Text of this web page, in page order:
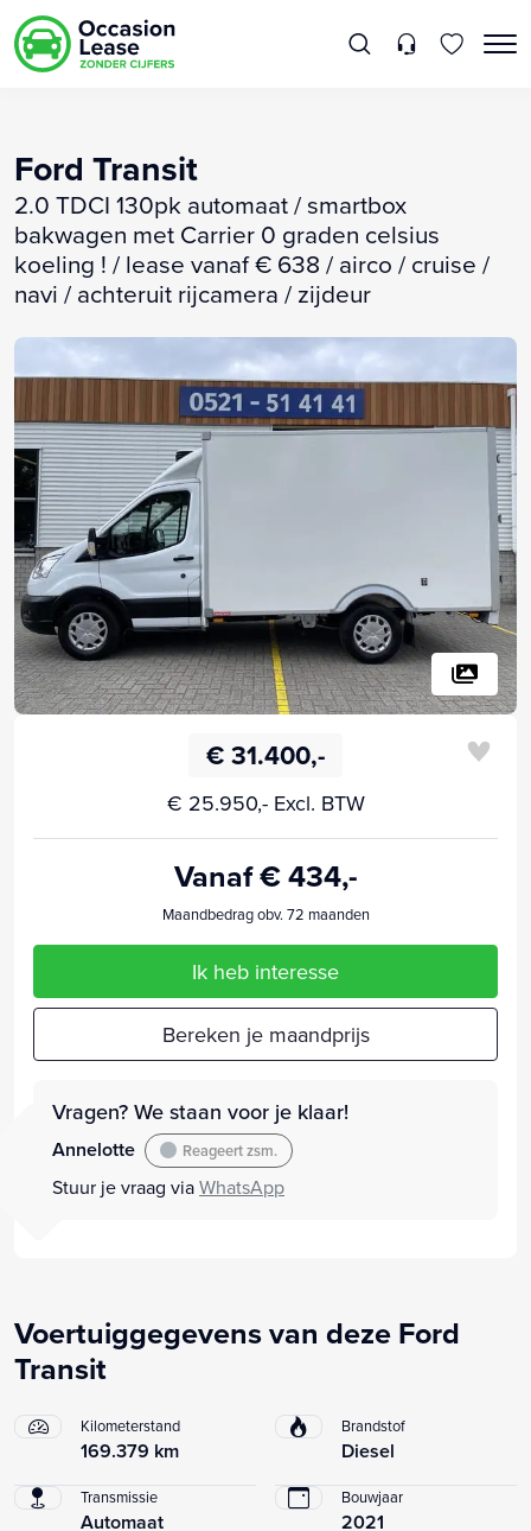
Ford Transit
2.0 TDCI 130pk automaat / smartbox
bakwagen met Carrier 0 graden celsius
koeling ! / lease vanaf € 638 / airco / cruise /
navi / achteruit rijcamera / zijdeur
€ 31.400,-
€ 25.950,- Excl. BTW
Vanaf € 434,-
Maandbedrag obv. 72 maanden
Ik heb interesse
Bereken je maandprijs
Vragen? We staan voor je klaar!
Annelotte Reageert zsm.
Stuur je vraag viaWhatsApp
Voertuiggegevens van deze Ford
Transit
Kilometerstand
169.379 km
Brandstof
Diesel
Transmissie
Automaat
Bouwjaar
2021